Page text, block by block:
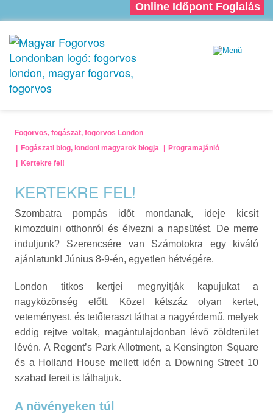
Online Időpont Foglalás
Fogorvos, fogászat, fogorvos London
Fogászati blog, londoni magyarok blogja
Programajánló
Kertekre fel!
KERTEKRE FEL!
Szombatra pompás időt mondanak, ideje kicsit
kimozdulni otthonról és élvezni a napsütést. De merre
induljunk? Szerencsére van Számotokra egy kiváló
ajánlatunk! Június 8-9-én, egyetlen hétvégére.
London titkos kertjei megnyitják kapujukat a
nagyközönség előtt. Közel kétszáz olyan kertet,
veteményest, és tetőteraszt láthat a nagyérdemű, melyek
eddig rejtve voltak, magántulajdonban lévő zöldterület
lévén. A Regent’s Park Allotment, a Kensington Square
és a Holland House mellett idén a Downing Street 10
szabad tereit is láthatjuk.
A növényeken túl